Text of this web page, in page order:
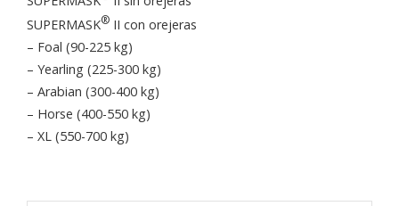
SUPERMASK® II con orejeras
– Foal (90-225 kg)
– Yearling (225-300 kg)
– Arabian (300-400 kg)
– Horse (400-550 kg)
– XL (550-700 kg)